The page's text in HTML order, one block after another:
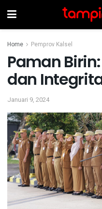
Home Pemprov Kalsel
Paman
dan
Januari 9, 2024